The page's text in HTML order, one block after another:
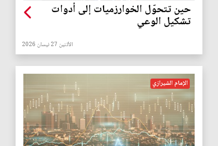
حين تتحوّل الخوارزميات إلى أدوات
تشكيل الوعي
الأثنين 27 نيسان 2026
الإمام الشيرازي